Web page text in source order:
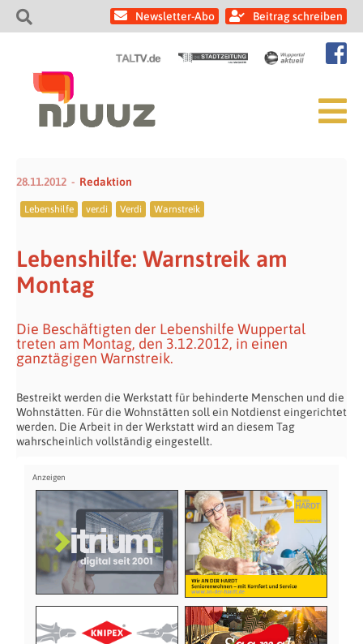
Newsletter-Abo Beitrag schreiben
28.11.2012 Redaktion
Lebenshilfe ver.di Verdi Warnstreik
Lebenshilfe: Warnstreik am
Montag
Die Beschäftigten der Lebenshilfe Wuppertal
treten am Montag, den 3.12.2012, in einen
ganztägigen Warnstreik.
Bestreikt werden die Werkstatt für behinderte Menschen und die
Wohnstätten. Für die Wohnstätten soll ein Notdienst eingerichtet
werden. Die Arbeit in der Werkstatt wird an diesem Tag
wahrscheinlich vollständig eingestellt.